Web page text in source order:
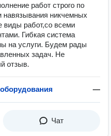
работ строго по
навязывания никчемных
виды работ,со всеми
Гибкая система
на услуги. Будем рады
задач. Не
отзыв.
—
Чат